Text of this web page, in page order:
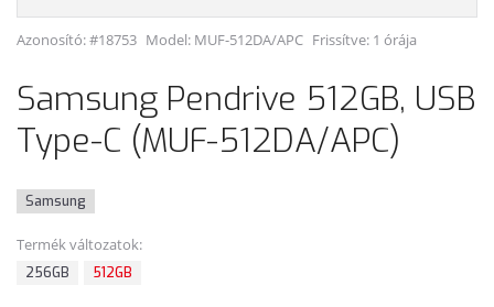
Azonosító: #18753 Model: MUF-512DA/APC Frissítve: 1 órája
Samsung Pendrive 512GB, USB
Type-C (MUF-512DA/APC)
Samsung
Termék változatok:
256GB 512GB